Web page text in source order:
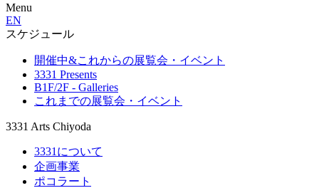
Menu
EN
スケジュール
開催中&これからの展覧会・イベント
3331 Presents
B1F/2F - Galleries
これまでの展覧会・イベント
3331 Arts Chiyoda
3331について
企画事業
ポコラート